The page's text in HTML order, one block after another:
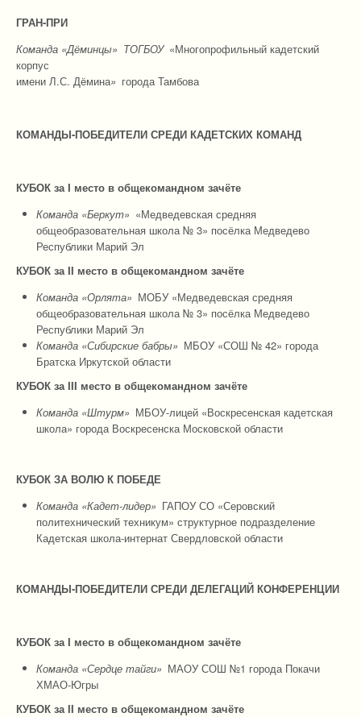
ГРАН-ПРИ
Команда «Дёминцы» ТОГБОУ «Многопрофильный кадетский
корпус
имени Л.С. Дёмина» города Тамбова
КОМАНДЫ-ПОБЕДИТЕЛИ СРЕДИ КАДЕТСКИХ КОМАНД
КУБОК за I место в общекомандном зачёте
Команда «Беркут» «Медведевская средняя
общеобразовательная школа № 3» посёлка Медведево
Республики Марий Эл
КУБОК за II место в общекомандном зачёте
Команда «Орлята» МОБУ «Медведевская средняя
общеобразовательная школа № 3» посёлка Медведево
Республики Марий Эл
Команда «Сибирские бабры» МБОУ «СОШ № 42» города
Братска Иркутской области
КУБОК за III место в общекомандном зачёте
Команда «Штурм» МБОУ-лицей «Воскресенская кадетская
школа» города Воскресенска Московской области
КУБОК ЗА ВОЛЮ К ПОБЕДЕ
Команда «Кадет-лидер» ГАПОУ СО «Серовский
политехнический техникум» структурное подразделение
Кадетская школа-интернат Свердловской области
КОМАНДЫ-ПОБЕДИТЕЛИ СРЕДИ ДЕЛЕГАЦИЙ КОНФЕРЕНЦИИ
КУБОК за I место в общекомандном зачёте
Команда «Сердце тайги» МАОУ СОШ №1 города Покачи
ХМАО-Югры
КУБОК за II место в общекомандном зачёте